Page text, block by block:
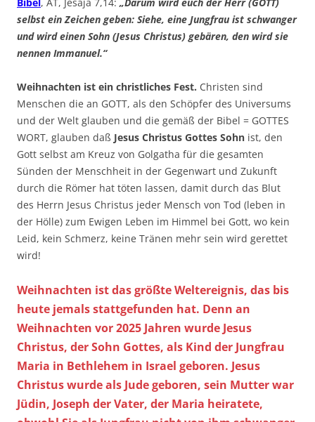
selbst ein Zeichen geben: Siehe, eine Jungfrau ist schwanger
und wird einen Sohn (Jesus Christus) gebären, den wird sie
nennen Immanuel.“
Weihnachten ist ein christliches Fest. Christen sind
Menschen die an GOTT, als den Schöpfer des Universums
und der Welt glauben und die gemäß der Bibel = GOTTES
WORT, glauben daß Jesus Christus Gottes Sohn ist, den
Gott selbst am Kreuz von Golgatha für die gesamten
Sünden der Menschheit in der Gegenwart und Zukunft
durch die Römer hat töten lassen, damit durch das Blut
des Herrn Jesus Christus jeder Mensch von Tod (leben in
der Hölle) zum Ewigen Leben im Himmel bei Gott, wo kein
Leid, kein Schmerz, keine Tränen mehr sein wird gerettet
wird!
Weihnachten ist das größte Weltereignis, das bis
heute jemals stattgefunden hat. Denn an
Weihnachten vor 2025 Jahren wurde Jesus
Christus, der Sohn Gottes, als Kind der Jungfrau
Maria in Bethlehem in Israel geboren. Jesus
Christus wurde als Jude geboren, sein Mutter war
Jüdin, Joseph der Vater, der Maria heiratete,